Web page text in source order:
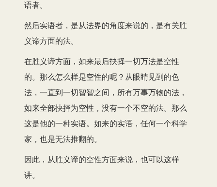
语者。
然后实语者，是从法界的角度来说的，是有关胜
义谛方面的法。
在胜义谛方面，如来最后抉择一切万法是空性
的。那么怎么样是空性的呢？从眼睛见到的色
法，一直到一切智智之间，所有万事万物的法，
如来全部抉择为空性，没有一个不空的法。那么
这是他的一种实语。如来的实语，任何一个科学
家，也是无法推翻的。
因此，从胜义谛的空性方面来说，也可以这样
讲。